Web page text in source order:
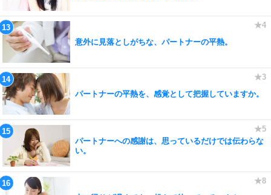
意外に見落としがちな、パートナーの平熱。
パートナーの平熱を、感覚として把握していますか。
パートナーへの感謝は、思っているだけでは伝わらな
い。